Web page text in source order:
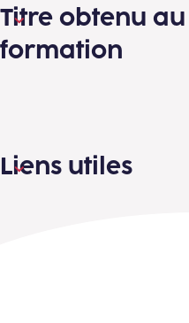
Titre obtenu
formation
Liens utiles